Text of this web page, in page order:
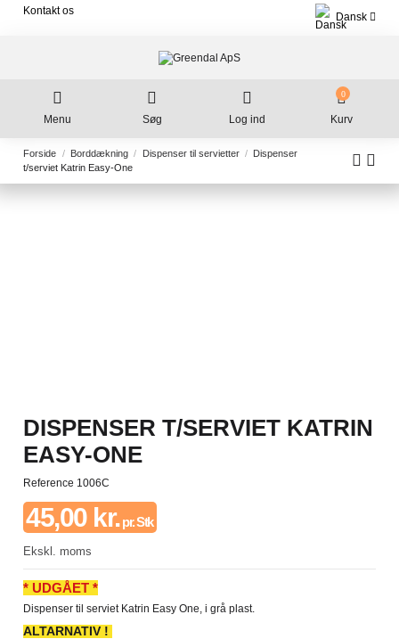
Kontakt os
Dansk
Menu Søg Log ind
0
Kurv
Forside Borddækning Dispenser til servietter
Dispenser
t/serviet Katrin Easy-One
DISPENSER T/SERVIET KATRIN
EASY-ONE
Reference 1006C
45,00 kr.pr. Stk
Ekskl. moms
* UDGÅET *
Dispenser til serviet Katrin Easy One, i grå plast.
ALTARNATIV !